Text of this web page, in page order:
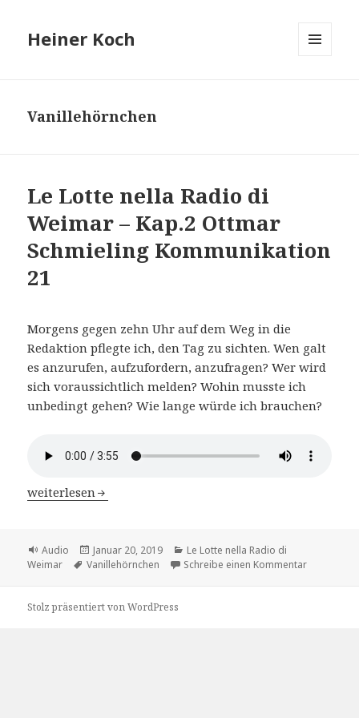
Heiner Koch
Vanillehörnchen
Le Lotte nella Radio di
Weimar – Kap.2 Ottmar
Schmieling Kommunikation
21
Morgens gegen zehn Uhr auf dem Weg in die
Redaktion pflegte ich, den Tag zu sichten. Wen galt
es anzurufen, aufzufordern, anzufragen? Wer wird
sich voraussichtlich melden? Wohin musste ich
unbedingt gehen? Wie lange würde ich brauchen?
Le Lotte nella Radio di Weimar – Kap.2 Ottmar
weiterlesen
Format
Audio
Veröffentlicht
am
Januar 20, 2019 Kategorien
Le Lotte nella Radio di
Weimar
Schlagwörter
Vanillehörnchen Schreibe einen Kommentarzu Le
Stolz präsentiert von WordPress